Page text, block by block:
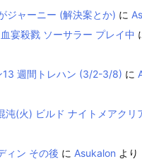
ジャーニー (解決案とか) に
宴殺戮 ソーサラー プレイ中
13 週間トレハン (3/2-3/8) に
沌(火) ビルド ナイトメアクリ
ィン その後 に Asukalon より